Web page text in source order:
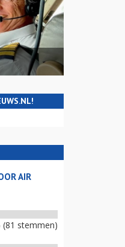
AIR
(81 stemmen)